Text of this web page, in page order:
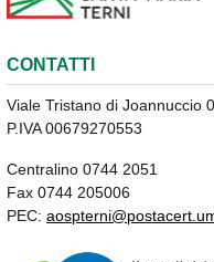
CONTATTI
Viale Tristano di Joannuccio
P.IVA 00679270553
Centralino 0744 2051
Fax 0744 205006
PEC: